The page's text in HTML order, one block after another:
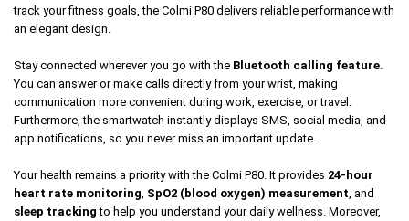
track your fitness goals, the Colmi P80 delivers reliable performance with
an elegant design.
Stay connected wherever you go with the Bluetooth calling feature.
You can answer or make calls directly from your wrist, making
communication more convenient during work, exercise, or travel.
Furthermore, the smartwatch instantly displays SMS, social media, and
app notifications, so you never miss an important update.
Your health remains a priority with the Colmi P80. It provides 24-hour
heart rate monitoring, SpO2 (blood oxygen) measurement, and
sleep tracking to help you understand your daily wellness. Moreover,